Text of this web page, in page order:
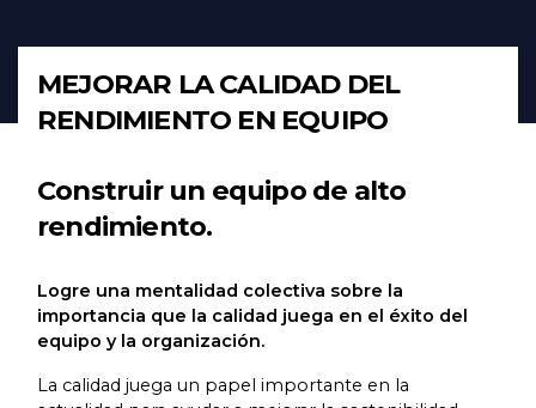
MEJORAR LA CALIDAD DEL
RENDIMIENTO EN EQUIPO
Construir un equipo de alto
rendimiento.
Logre una mentalidad colectiva sobre la
importancia que la calidad juega en el éxito del
equipo y la organización.
La calidad juega un papel importante en la